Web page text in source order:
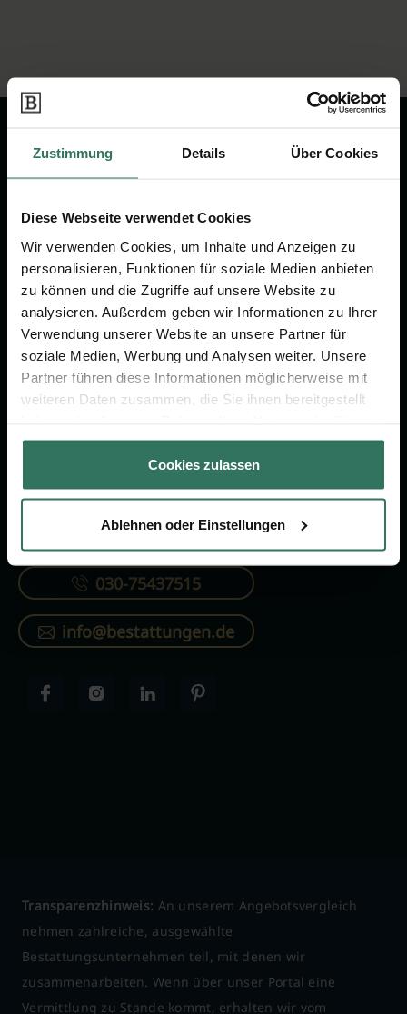
Zustimmung Details Über Cookies
Diese Webseite verwendet Cookies
Wir verwenden Cookies, um Inhalte und Anzeigen zu
personalisieren, Funktionen für soziale Medien anbieten
zu können und die Zugriffe auf unsere Website zu
analysieren. Außerdem geben wir Informationen zu Ihrer
Verwendung unserer Website an unsere Partner für
soziale Medien, Werbung und Analysen weiter. Unsere
Partner führen diese Informationen möglicherweise mit
weiteren Daten zusammen, die Sie ihnen bereitgestellt
gesammelt haben.
Cookies zulassen
Ablehnen oder Einstellungen
Wir sind Ihr Ansprechpartner rund
um das Thema Bestattung &
Jetzt beraten lassen
FÜR SIE
Vergleich
FÜR BESTATTER
Online-Portal
030-75437515
info@bestattungen.de
Transparenzhinweis: An unserem Angebotsvergleich
nehmen zahlreiche, ausgewählte
Bestattungsunternehmen teil, mit denen wir
zusammenarbeiten. Wenn über unser Portal eine
Vermittlung zu Stande kommt, erhalten wir vom